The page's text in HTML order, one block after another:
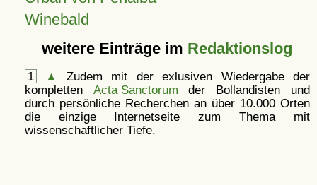
Winebald
weitere Einträge im Redaktionslog
1 ▲
Zudem mit der exlusiven Wiedergabe der
kompletten Acta Sanctorum der Bollandisten und
durch persönliche Recherchen an über 10.000 Orten
die einzige Internetseite zum Thema mit
wissenschaftlicher Tiefe.